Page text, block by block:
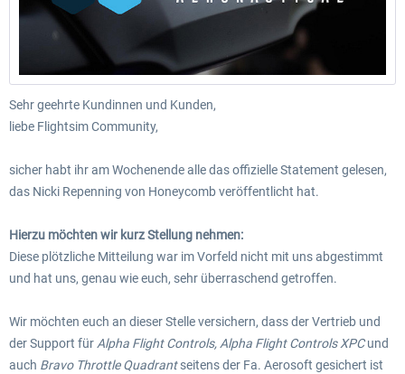
Sehr geehrte Kundinnen und Kunden,
liebe Flightsim Community,
sicher habt ihr am Wochenende alle das offizielle Statement gelesen,
das Nicki Repenning von Honeycomb veröffentlicht hat.
Hierzu möchten wir kurz Stellung nehmen:
Diese plötzliche Mitteilung war im Vorfeld nicht mit uns abgestimmt
und hat uns, genau wie euch, sehr überraschend getroffen.
Wir möchten euch an dieser Stelle versichern, dass der Vertrieb und
der Support für Alpha Flight Controls, Alpha Flight Controls XPCund
auch Bravo Throttle Quadrantseitens der Fa. Aerosoft gesichert ist